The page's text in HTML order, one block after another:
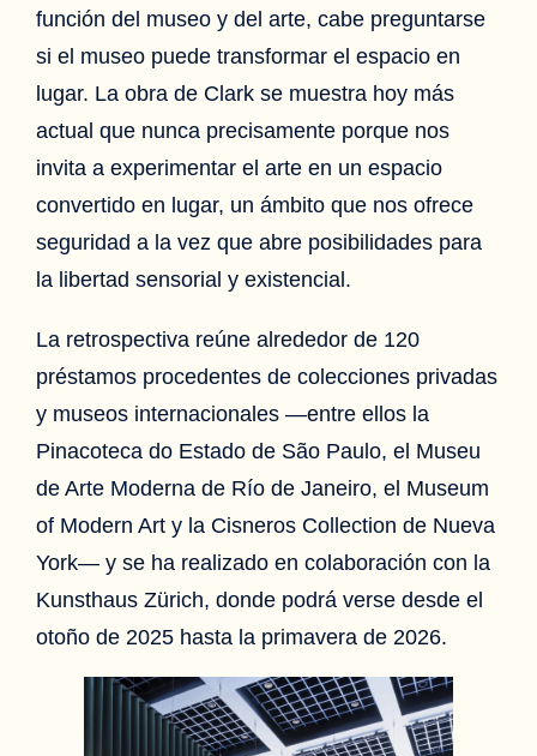
función del museo y del arte, cabe preguntarse
si el museo puede transformar el espacio en
lugar. La obra de Clark se muestra hoy más
actual que nunca precisamente porque nos
invita a experimentar el arte en un espacio
convertido en lugar, un ámbito que nos ofrece
seguridad a la vez que abre posibilidades para
la libertad sensorial y existencial.
La retrospectiva reúne alrededor de 120
préstamos procedentes de colecciones privadas
y museos internacionales —entre ellos la
Pinacoteca do Estado de São Paulo, el Museu
de Arte Moderna de Río de Janeiro, el Museum
of Modern Art y la Cisneros Collection de Nueva
York— y se ha realizado en colaboración con la
Kunsthaus Zürich, donde podrá verse desde el
otoño de 2025 hasta la primavera de 2026.